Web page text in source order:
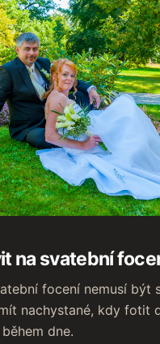
na svatební
focení nemusí být
nachystané, kdy fotit
dne.